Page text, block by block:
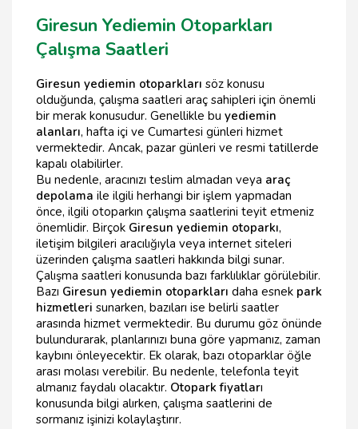
Giresun Yediemin Otoparkları
Çalışma Saatleri
Giresun yediemin otoparkları söz konusu
olduğunda, çalışma saatleri araç sahipleri için önemli
bir merak konusudur. Genellikle bu yediemin
alanları, hafta içi ve Cumartesi günleri hizmet
vermektedir. Ancak, pazar günleri ve resmi tatillerde
kapalı olabilirler.
Bu nedenle, aracınızı teslim almadan veya araç
depolama ile ilgili herhangi bir işlem yapmadan
önce, ilgili otoparkın çalışma saatlerini teyit etmeniz
önemlidir. Birçok Giresun yediemin otoparkı,
iletişim bilgileri aracılığıyla veya internet siteleri
üzerinden çalışma saatleri hakkında bilgi sunar.
Çalışma saatleri konusunda bazı farklılıklar görülebilir.
Bazı Giresun yediemin otoparkları daha esnek park
hizmetleri sunarken, bazıları ise belirli saatler
arasında hizmet vermektedir. Bu durumu göz önünde
bulundurarak, planlarınızı buna göre yapmanız, zaman
kaybını önleyecektir. Ek olarak, bazı otoparklar öğle
arası molası verebilir. Bu nedenle, telefonla teyit
almanız faydalı olacaktır. Otopark fiyatları
konusunda bilgi alırken, çalışma saatlerini de
sormanız işinizi kolaylaştırır.